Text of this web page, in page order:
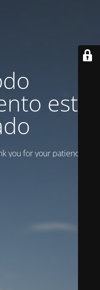
está
you for your patience!